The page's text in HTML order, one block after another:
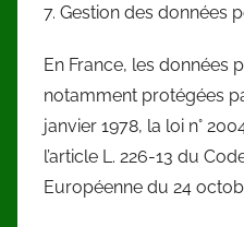
7. Gestion des données
En France, les données
notamment protégées
janvier 1978, la loi n°
l’article L. 226-13 du
Européenne du 24